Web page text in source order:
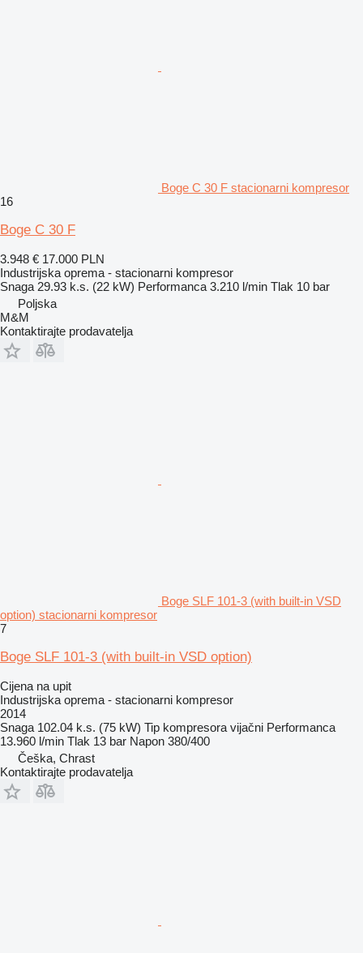
Boge C 30 F stacionarni kompresor
16
Boge C 30 F
3.948 € 17.000 PLN
Industrijska oprema - stacionarni kompresor
Snaga 29.93 k.s. (22 kW) Performanca 3.210 l/min Tlak 10 bar
Poljska
M&M
Kontaktirajte prodavatelja
Boge SLF 101-3 (with built-in VSD
option) stacionarni kompresor
7
Boge SLF 101-3 (with built-in VSD option)
Cijena na upit
Industrijska oprema - stacionarni kompresor
2014
Snaga 102.04 k.s. (75 kW) Tip kompresora vijačni Performanca
13.960 l/min Tlak 13 bar Napon 380/400
Češka, Chrast
Kontaktirajte prodavatelja